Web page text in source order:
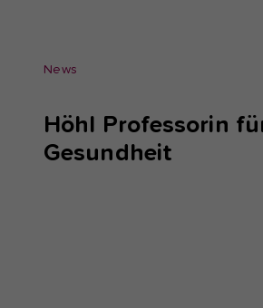
News
Höhl Professorin
Gesundheit